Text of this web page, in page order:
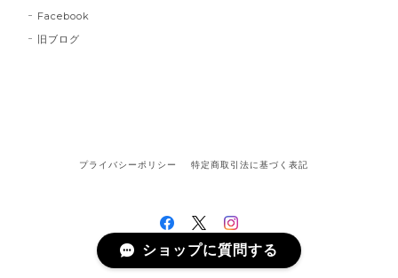
Facebook
旧ブログ
プライバシーポリシー 特定商取引法に基づく表記
©Escargot Circus
ショップに質問する